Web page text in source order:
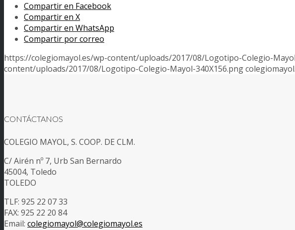
Compartir en Facebook
Compartir en X
Compartir en WhatsApp
Compartir por correo
https://colegiomayol.es/wp-content/uploads/2017/08/Logotipo-Colegio-
content/uploads/2017/08/Logotipo-Colegio-Mayol-340X156.png
CONTÁCTANOS
COLEGIO MAYOL, S. COOP. DE CLM.
C/ Airén nº 7, Urb San Bernardo
45004, Toledo
TOLEDO
TLF: 925 22 07 33
FAX: 925 22 20 84
Email: colegiomayol@colegiomayol.es